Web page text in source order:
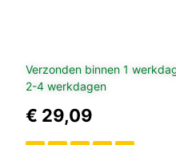
Verzonden binnen 1
2-4 werkdagen
€ 29,09